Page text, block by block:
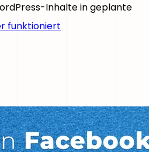
Inhalte in geplante
funktioniert